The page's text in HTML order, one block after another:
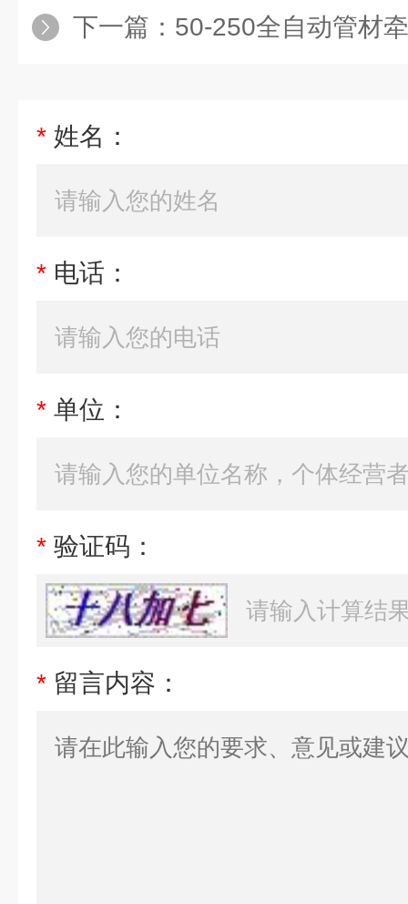
下一篇： 50-250全自动管材
* 姓名：
* 电话：
* 单位：
* 验证码：
* 留言内容：